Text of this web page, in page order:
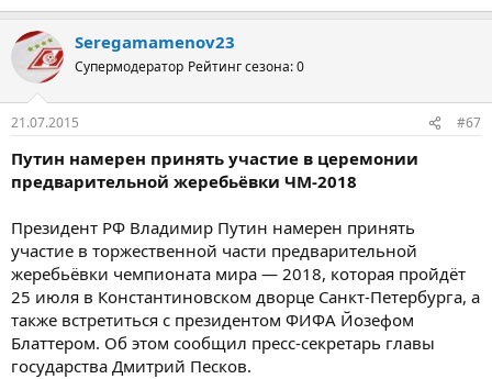
Seregamamenov23
Супермодератор Рейтинг сезона: 0
21.07.2015 #67
Путин намерен принять участие в церемонии
предварительной жеребьёвки ЧМ-2018
Президент РФ Владимир Путин намерен принять
участие в торжественной части предварительной
жеребьёвки чемпионата мира — 2018, которая пройдёт
25 июля в Константиновском дворце Санкт-Петербурга, а
также встретиться с президентом ФИФА Йозефом
Блаттером. Об этом сообщил пресс-секретарь главы
государства Дмитрий Песков.